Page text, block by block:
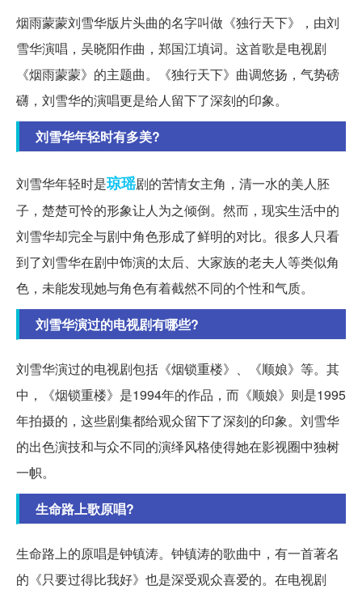
烟雨蒙蒙刘雪华版片头曲的名字叫做《独行天下》，由刘
雪华演唱，吴晓阳作曲，郑国江填词。这首歌是电视剧
《烟雨蒙蒙》的主题曲。《独行天下》曲调悠扬，气势磅
礴，刘雪华的演唱更是给人留下了深刻的印象。
刘雪华年轻时有多美?
刘雪华年轻时是琼瑶剧的苦情女主角，清一水的美人胚
子，楚楚可怜的形象让人为之倾倒。然而，现实生活中的
刘雪华却完全与剧中角色形成了鲜明的对比。很多人只看
到了刘雪华在剧中饰演的太后、大家族的老夫人等类似角
色，未能发现她与角色有着截然不同的个性和气质。
刘雪华演过的电视剧有哪些?
刘雪华演过的电视剧包括《烟锁重楼》、《顺娘》等。其
中，《烟锁重楼》是1994年的作品，而《顺娘》则是1995
年拍摄的，这些剧集都给观众留下了深刻的印象。刘雪华
的出色演技和与众不同的演绎风格使得她在影视圈中独树
一帜。
生命路上歌原唱?
生命路上的原唱是钟镇涛。钟镇涛的歌曲中，有一首著名
的《只要过得比我好》也是深受观众喜爱的。在电视剧